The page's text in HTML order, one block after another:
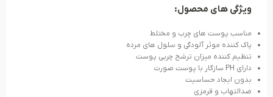
ویژگی های محصول:
مناسب پوست های چرب و مختلط
پاک کننده موثر آلودگی و سلول های مرده
تنظیم کننده میزان ترشح چربی پوست
دارای PH سازگار با پوست صورت
بدون ایجاد حساسیت
ضدالتهاب و قرمزی